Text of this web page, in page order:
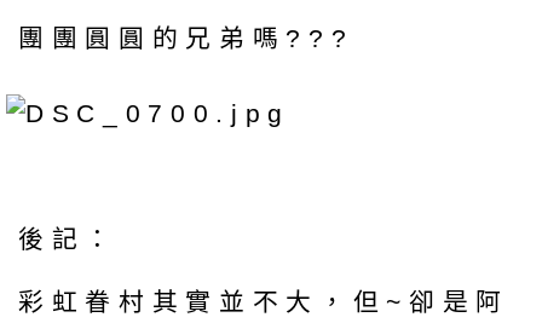
團團圓圓的兄弟嗎???
後記：
彩虹眷村其實並不大，但~卻是阿